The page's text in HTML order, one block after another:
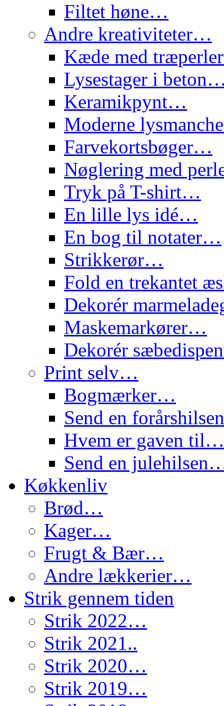
Filtet høne…
Andre kreativiteter…
Kæde med
Lysestager i
Keramikpynt…
Moderne
Farvekortsbøger…
Nøglering med
Tryk på T-shirt…
En lille lys idé…
En bog til notater…
Strikkerør…
Fold en trekantet
Dekorér
Maskemarkører…
Dekorér
Print selv…
Bogmærker…
Send en
Hvem er gaven til…
Send en
Køkkenliv
Brød…
Kager…
Frugt & Bær…
Andre lækkerier…
Strik gennem tiden
Strik 2022…
Strik 2021..
Strik 2020…
Strik 2019…